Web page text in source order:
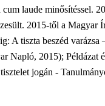
laude minősítéssel.
2015-től a Magyar
A tiszta beszéd
Napló, 2015); Példázat
jogán -